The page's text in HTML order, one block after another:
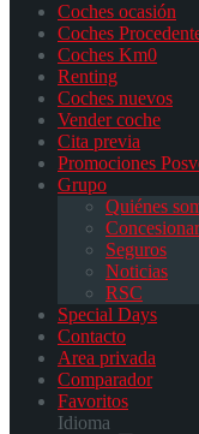
Coches ocasión
Coches
Coches Km0
Renting
Coches nuevos
Vender coche
Cita previa
Promociones
Grupo
Quiénes
Seguros
Noticias
RSC
Special Days
Contacto
Area privada
Comparador
Favoritos
Idioma